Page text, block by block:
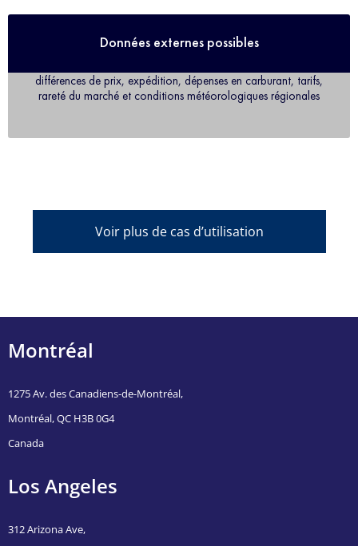
Données externes possibles
différences de prix, expédition, dépenses en carburant, tarifs,
rareté du marché et conditions météorologiques régionales
Voir plus de cas d’utilisation
Montréal
1275 Av. des Canadiens-de-Montréal,
Montréal, QC H3B 0G4
Canada
Los Angeles
312 Arizona Ave,